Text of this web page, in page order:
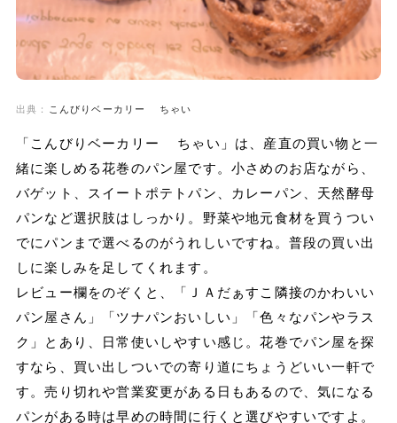
出典： こんびりベーカリー ちゃい
「こんびりベーカリー ちゃい」は、産直の買い物と一
緒に楽しめる花巻のパン屋です。小さめのお店ながら、
バゲット、スイートポテトパン、カレーパン、天然酵母
パンなど選択肢はしっかり。野菜や地元食材を買うつい
でにパンまで選べるのがうれしいですね。普段の買い出
しに楽しみを足してくれます。
レビュー欄をのぞくと、「ＪＡだぁすこ隣接のかわいい
パン屋さん」「ツナパンおいしい」「色々なパンやラス
ク」とあり、日常使いしやすい感じ。花巻でパン屋を探
すなら、買い出しついでの寄り道にちょうどいい一軒で
す。売り切れや営業変更がある日もあるので、気になる
パンがある時は早めの時間に行くと選びやすいですよ。